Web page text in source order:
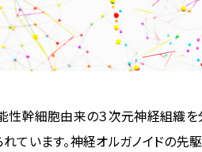
性幹細胞由来の３次元神経組織
ています。神経オルガノイドの